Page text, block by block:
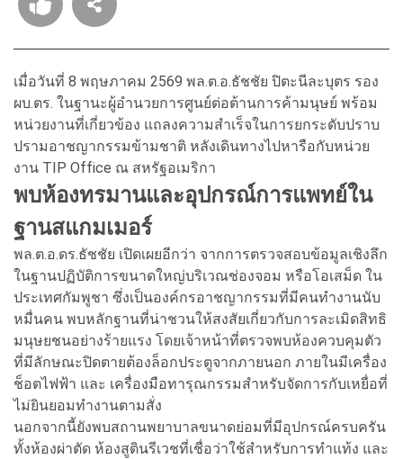
เมื่อวันที่ 8 พฤษภาคม 2569 พล.ต.อ.ธัชชัย ปิตะนีละบุตร รอง
ผบ.ตร. ในฐานะผู้อำนวยการศูนย์ต่อต้านการค้ามนุษย์ พร้อม
หน่วยงานที่เกี่ยวข้อง แถลงความสำเร็จในการยกระดับปราบ
ปรามอาชญากรรมข้ามชาติ หลังเดินทางไปหารือกับหน่วย
งาน TIP Office ณ สหรัฐอเมริกา
พบห้องทรมานและอุปกรณ์การแพทย์ใน
ฐานสแกมเมอร์
พล.ต.อ.ดร.ธัชชัย เปิดเผยอีกว่า จากการตรวจสอบข้อมูลเชิงลึก
ในฐานปฏิบัติการขนาดใหญ่บริเวณช่องจอม หรือโอเสม็ด ใน
ประเทศกัมพูชา ซึ่งเป็นองค์กรอาชญากรรมที่มีคนทำงานนับ
หมื่นคน พบหลักฐานที่น่าชวนให้สงสัยเกี่ยวกับการละเมิดสิทธิ
มนุษยชนอย่างร้ายแรง โดยเจ้าหน้าที่ตรวจพบห้องควบคุมตัว
ที่มีลักษณะปิดตายต้องล็อกประตูจากภายนอก ภายในมีเครื่อง
ช็อตไฟฟ้า และ เครื่องมือทารุณกรรมสำหรับจัดการกับเหยื่อที่
ไม่ยินยอมทำงานตามสั่ง
นอกจากนี้ยังพบสถานพยาบาลขนาดย่อมที่มีอุปกรณ์ครบครัน
ทั้งห้องผ่าตัด ห้องสูตินรีเวชที่เชื่อว่าใช้สำหรับการทำแท้ง และ